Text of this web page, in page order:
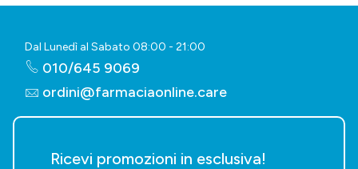
Dal Lunedì al Sabato 08:00 - 21:00
010/645 9069
ordini@farmaciaonline.care
Ricevi promozioni in esclusiva!